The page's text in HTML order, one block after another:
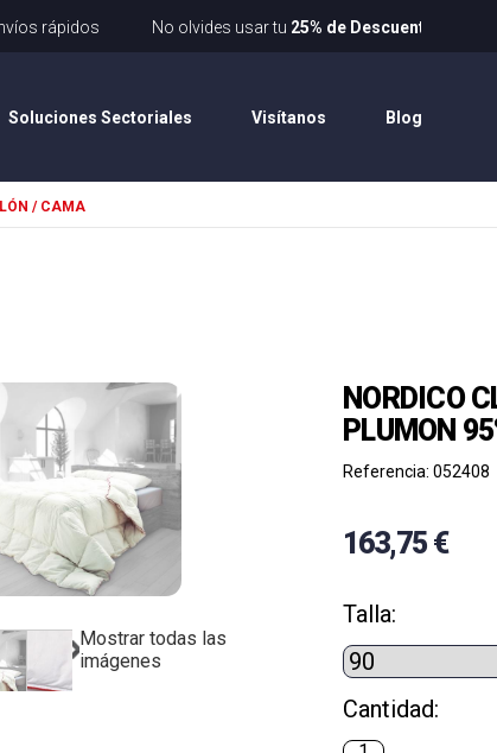
Envíos rápidos No olvides usar tu25% de Descuento
Soluciones Sectoriales Visítanos Blog
/ CAMA
Mostrar todas las
imágenes
NORDICO
PLUMON
Referencia: 052408
163,75 €
Talla:
Cantidad: